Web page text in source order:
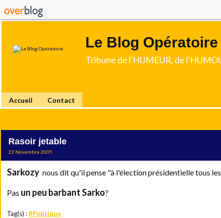
Le Blog Opératoire
Tribune de l'HUMEUR, de
Accueil Contact
Rasoir jetable
23 Novembre 2005
Sarkozy nous dit qu'il pense "à l'élection présidentielle tous
Pas un peu barbant Sarko?
Tag(s) :#Politique